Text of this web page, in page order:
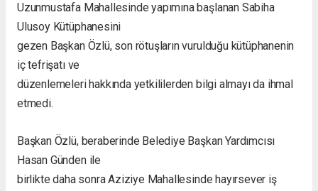
Uzunmustafa Mahallesinde yapımına başlanan Sabiha
Ulusoy Kütüphanesini
gezen Başkan Özlü, son rötuşların vurulduğu kütüphanenin
iç tefrişatı ve
düzenlemeleri hakkında yetkililerden bilgi almayı da ihmal
etmedi.
Başkan Özlü, beraberinde Belediye Başkan Yardımcısı
Hasan Günden ile
birlikte daha sonra Aziziye Mahallesinde hayırsever iş